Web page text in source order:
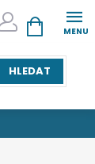
HLEDAT
NÁKUPNÍ KOŠÍK